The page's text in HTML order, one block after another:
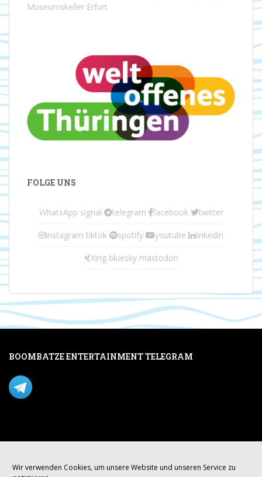
Wir verwenden Cookies, um unsere Website und unseren Service zu
Museumskeller Erfurt
FOLGE UNS
WhatsApp signal telegram facebook twitter
instagram tiktok spotify youtube linkedin
Xing bluesky mastodon
BOOMBATZE ENTERTAINMENT TELEGRAM